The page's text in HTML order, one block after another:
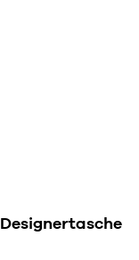
Designertasche